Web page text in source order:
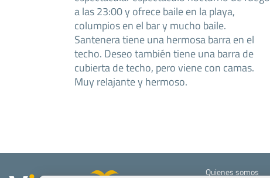
a las 23:00 y ofrece baile en la playa,
columpios en el bar y mucho baile.
Santenera tiene una hermosa barra en el
techo. Deseo también tiene una barra de
cubierta de techo, pero viene con camas.
Muy relajante y hermoso.
Quienes somos